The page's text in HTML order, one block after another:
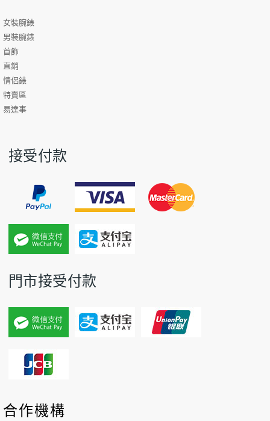
女裝腕錶
男裝腕錶
首飾
直銷
情侶錶
特賣區
易達事
接受付款
門市接受付款
合作機構
r
P
r
N
e
N
e